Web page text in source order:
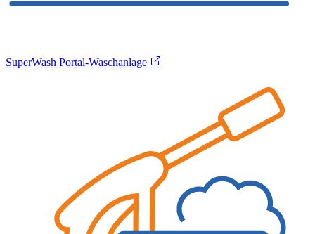
SuperWash Portal-Waschanlage